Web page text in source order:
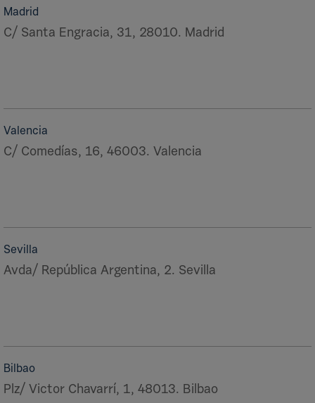
Madrid
C/ Santa Engracia, 31, 28010. Madrid
Valencia
C/ Comedías, 16, 46003. Valencia
Sevilla
Avda/ República Argentina, 2. Sevilla
Bilbao
Plz/ Victor Chavarrí, 1, 48013. Bilbao